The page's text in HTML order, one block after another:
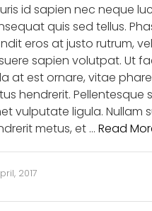
id sapien nec neque
quis sed tellus.
eros at justo rutrum, vel
sapien volutpat. Ut
at est ornare, vitae
hendrerit. Pellentesque
vulputate ligula. Nullam
metus, et …Read
2017